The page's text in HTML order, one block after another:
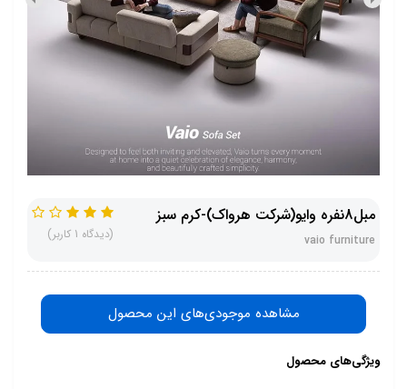
مبل8نفره وایو(شرکت هرواک)-کرم سبز
vaio furniture (دیدگاه 1 کاربر)
مشاهده موجودی‌های این محصول
ویژگی‌های محصول